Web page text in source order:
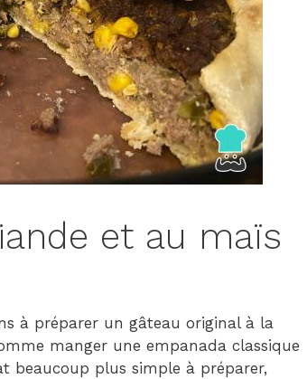
et au maïs
à préparer un gâteau original à la
manger une empanada classique
beaucoup plus simple à préparer,